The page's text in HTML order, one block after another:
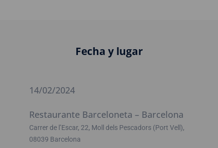
Fecha y lugar
14/02/2024
Restaurante Barceloneta – Barcelona
Carrer de l’Escar, 22, Moll dels Pescadors (Port Vell),
08039 Barcelona